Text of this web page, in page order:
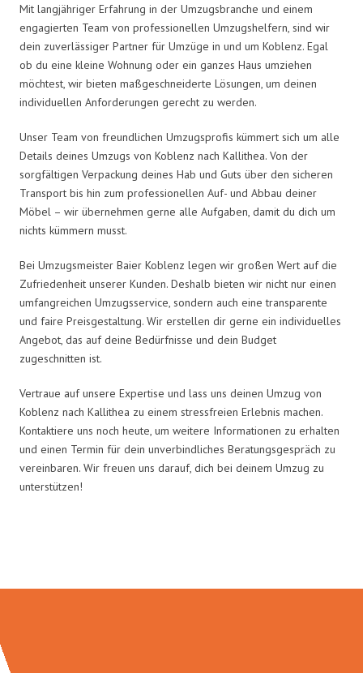
Mit langjähriger Erfahrung in der Umzugsbranche und einem
engagierten Team von professionellen Umzugshelfern, sind wir
dein zuverlässiger Partner für Umzüge in und um Koblenz. Egal
ob du eine kleine Wohnung oder ein ganzes Haus umziehen
möchtest, wir bieten maßgeschneiderte Lösungen, um deinen
individuellen Anforderungen gerecht zu werden.
Unser Team von freundlichen Umzugsprofis kümmert sich um alle
Details deines Umzugs von Koblenz nach Kallithea. Von der
sorgfältigen Verpackung deines Hab und Guts über den sicheren
Transport bis hin zum professionellen Auf- und Abbau deiner
Möbel – wir übernehmen gerne alle Aufgaben, damit du dich um
nichts kümmern musst.
Bei Umzugsmeister Baier Koblenz legen wir großen Wert auf die
Zufriedenheit unserer Kunden. Deshalb bieten wir nicht nur einen
umfangreichen Umzugsservice, sondern auch eine transparente
und faire Preisgestaltung. Wir erstellen dir gerne ein individuelles
Angebot, das auf deine Bedürfnisse und dein Budget
zugeschnitten ist.
Vertraue auf unsere Expertise und lass uns deinen Umzug von
Koblenz nach Kallithea zu einem stressfreien Erlebnis machen.
Kontaktiere uns noch heute, um weitere Informationen zu erhalten
und einen Termin für dein unverbindliches Beratungsgespräch zu
vereinbaren. Wir freuen uns darauf, dich bei deinem Umzug zu
unterstützen!